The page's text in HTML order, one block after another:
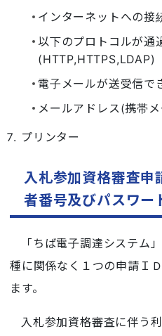
インターネットへの接
以下のプロトコルが通
(HTTP,HTTPS,LDAP)
電子メールが送受信で
メールアドレス(携帯
プリンター
入札参加資格審査申
者番号及びパスワー
「ちば電子調達システム
種に関係なく１つの申請Ｉ
ます。
入札参加資格審査に伴う